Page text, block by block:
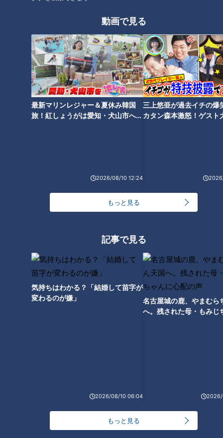
動画で見る
最新マリンレジャー＆夏休み韓国
旅！紅しょうがは愛知・犬山市へ
2026/08/10 12:24
三上悠亜が過去イチの爆
カタン森本激怒！ゲスト
もっと見る
記事で見る
気持ちはわかる？「結婚して苗字が
変わるのが嫌」
2026/08/10 06:04
名古屋城の鹿、やまむら
へ。残された母・もみじ
2026/
もっと見る
オススメ関連コンテンツ
ナゴヤ球場からドラゴンズが去
新たな背番号に活躍を誓う福
永、松木平そして根尾～愛しの
発トリオ誕生etc・・・ 井上竜
はこうして優勝する！イチサン
ドラ視聴者の勝手な９つの大予